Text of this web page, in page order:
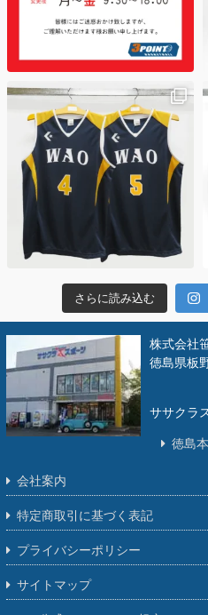
さらに読み込む
株式会社
徳島県板
ササクラ
徳島
会社案内
特定商取引に基づく表記
プライバシーポリシー
サイトマップ